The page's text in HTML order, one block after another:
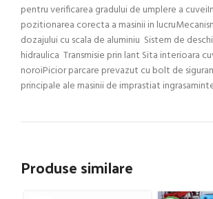
pentru verificarea gradului de umplere a
pozitionarea corecta a masinii in
dozajului cu scala de aluminiu Sistem de
hidraulica Transmisie prin lant Sita interioara
noroiPicior parcare prevazut cu bolt de
principale ale masinii de imprastiat
Produse similare